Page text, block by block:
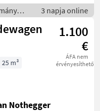
3 napja online
1.100
€
ÁFA nem
érvényesíthető
25 m³
Nothegger